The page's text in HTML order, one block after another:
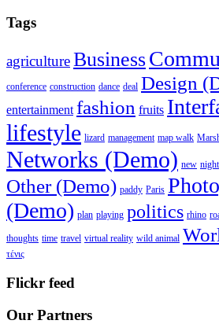
Tags
agricultureBusiness
conference construction dance deal Design
entertainment fashion fruits
lifestyle lizard management map walk
Networks (Demo) new
Other (Demo) paddy Paris
(Demo) plan playing politics rhino
thoughts time travel virtual reality wild animal
τένις
Flickr feed
Our Partners